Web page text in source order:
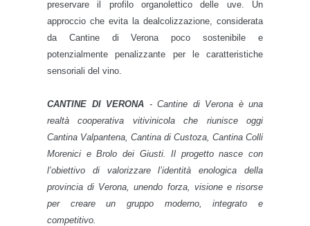
preservare il profilo organolettico delle uve. Un
approccio che evita la dealcolizzazione, considerata
da Cantine di Verona poco sostenibile e
potenzialmente penalizzante per le caratteristiche
sensoriali del vino.
CANTINE DI VERONA - Cantine di Verona è una
realtà cooperativa vitivinicola che riunisce oggi
Cantina Valpantena, Cantina di Custoza, Cantina Colli
Morenici e Brolo dei Giusti. Il progetto nasce con
l’obiettivo di valorizzare l’identità enologica della
provincia di Verona, unendo forza, visione e risorse
per creare un gruppo moderno, integrato e
competitivo.